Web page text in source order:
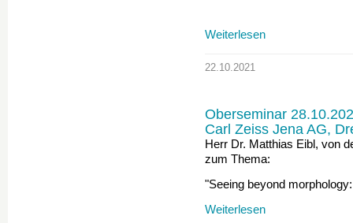
Weiterlesen
22.10.2021
Oberseminar
Carl Zeiss Jena AG,
Herr Dr. Matthias Eibl, von
zum Thema:
"Seeing beyond
Weiterlesen